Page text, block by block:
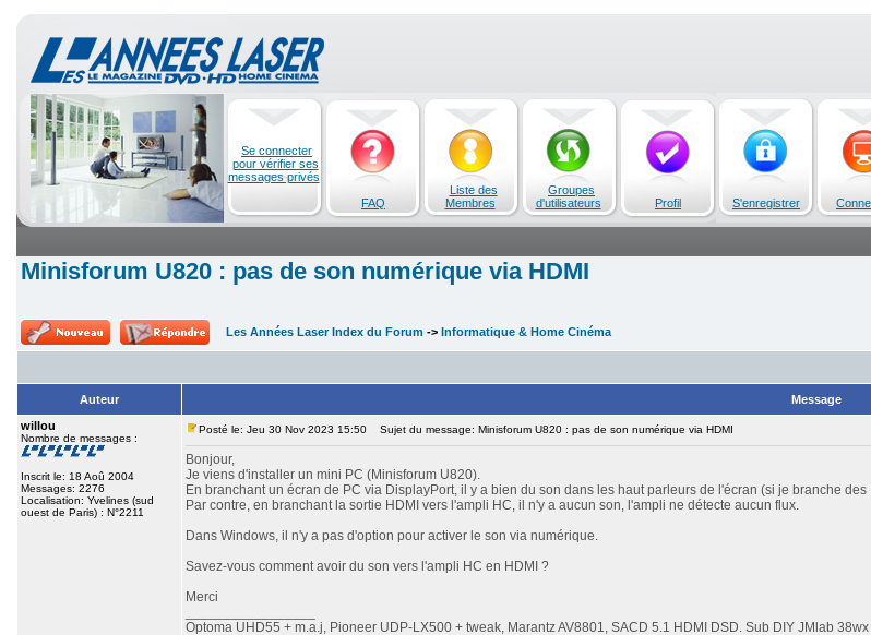
Se connecter
pour vérifier ses
messages privés
FAQ
Liste des
Membres
Groupes
d'utilisateurs
Profil S'enregistrer
Minisforum U820 : pas de son numérique via HDMI
Les Années Laser Index du Forum -> Informatique & Home Cinéma
Auteur
Message
willou
Nombre de messages :
Inscrit le: 18 Aoû 2004
Messages: 2276
Localisation: Yvelines (sud
ouest de Paris) : N°2211
Posté le: Jeu 30 Nov 2023 15:50 Sujet du message: Minisforum U820 : pas de son numérique via HDMI
Bonjour,
Je viens d'installer un mini PC (Minisforum U820).
En branchant un écran de PC via DisplayPort, il y a bien du son dans les haut parleurs de l'écran (si je branche
Par contre, en branchant la sortie HDMI vers l'ampli HC, il n'y a aucun son, l'ampli ne détecte aucun flux.
Dans Windows, il n'y a pas d'option pour activer le son via numérique.
Savez-vous comment avoir du son vers l'ampli HC en HDMI ?
Merci
Optoma UHD55 + m.a.j, Pioneer UDP-LX500 + tweak, Marantz AV8801, SACD 5.1 HDMI DSD. Sub DIY JMlab 38wx